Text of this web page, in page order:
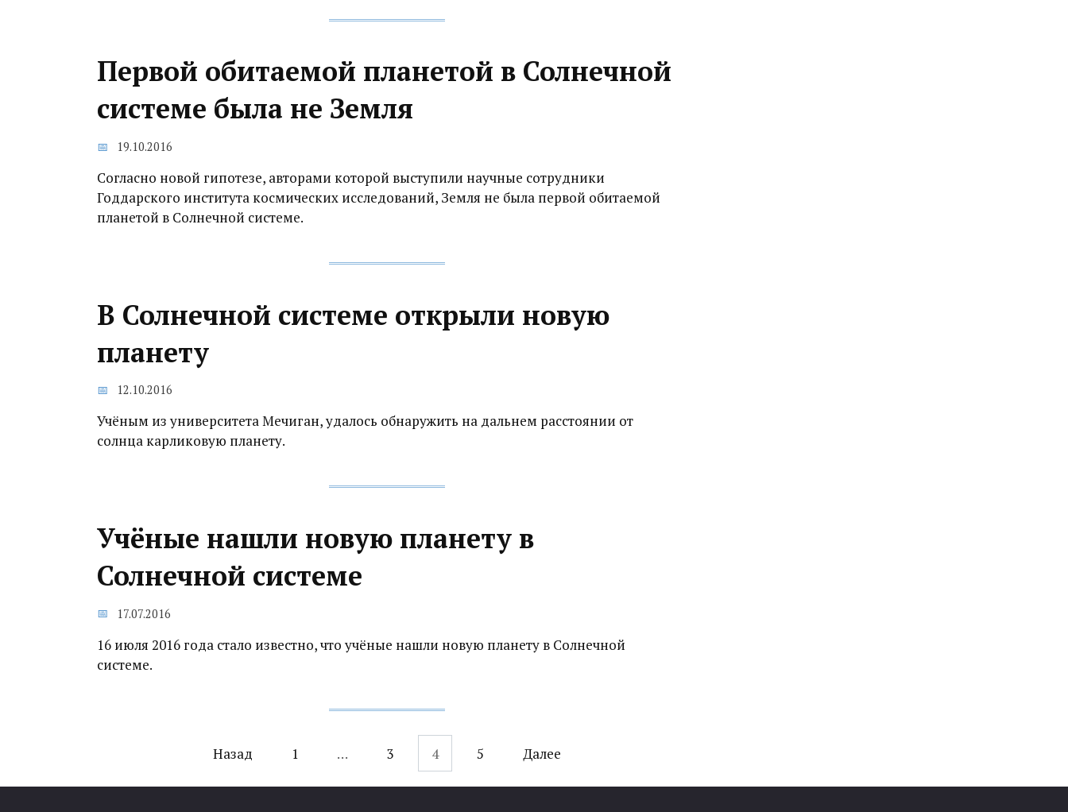
Первой обитаемой планетой в Солнечной
системе была не Земля
19.10.2016
Согласно новой гипотезе, авторами которой выступили научные сотрудники
Годдарского института космических исследований, Земля не была первой обитаемой
планетой в Солнечной системе.
В Солнечной системе открыли новую
планету
12.10.2016
Учёным из университета Мечиган, удалось обнаружить на дальнем расстоянии от
солнца карликовую планету.
Учёные нашли новую планету в
Солнечной системе
17.07.2016
16 июля 2016 года стало известно, что учёные нашли новую планету в Солнечной
системе.
записям
Назад 1 … 3 4 5 Далее